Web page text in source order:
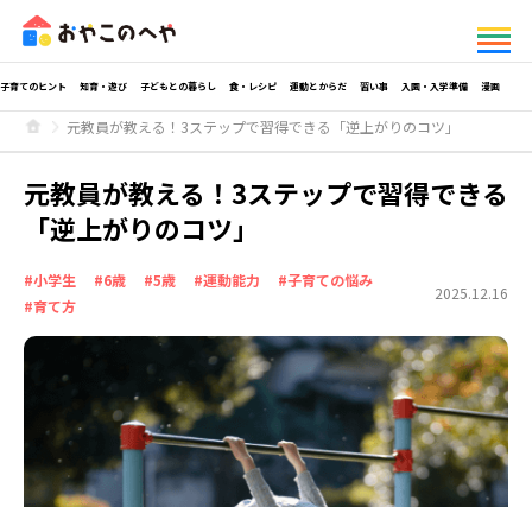
子育てのヒント 知育・遊び 子どもとの暮らし 食・レシピ 運動とからだ 習い事 入園・入学準備 漫画
元教員が教える！3ステップで習得できる「逆上がりのコツ」
元教員が教える！3ステップで習得できる
「逆上がりのコツ」
#小学生 #6歳 #5歳 #運動能力
#子育ての悩み
#育て方
2025.12.16